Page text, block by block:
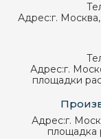
Адрес:г.
Адрес:г.
площадки
Адрес:г.
площадка